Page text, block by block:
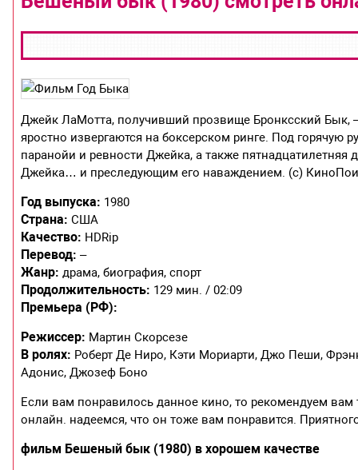
Джейк ЛаМотта, получивший прозвище Бронксский Бык,
яростно извергаются на боксерском ринге. Под горячую
паранойи и ревности Джейка, а также
Джейка… и преследующим его наваждением. (c)
Год выпуска: 1980
Страна: США
Качество: HDRip
Перевод: –
Жанр: драма, биография, спорт
Продолжительность: 129 мин. / 02:09
Премьера (РФ):
Режиссер: Мартин Скорсезе
В ролях: Роберт Де Ниро, Кэти Мориарти, Джо Пеши,
Адонис, Джозеф Боно
Если вам понравилось данное кино, то рекомендуем
онлайн. надеемся, что он тоже вам понравится.
фильм Бешеный бык (1980) в хорошем качестве